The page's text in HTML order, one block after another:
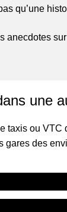
qu’une
anecdotes sur
une
taxis ou VTC
gares des